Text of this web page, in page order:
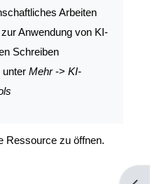
Arbeiten
Anwendung von KI-
Schreiben
unter Mehr-> KI-
Ressource zu öffnen.